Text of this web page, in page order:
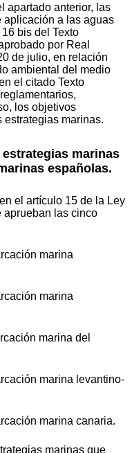
apartado anterior, las
aplicación a las aguas
bis del Texto
por Real
de julio, en relación
ambiental del medio
el citado Texto
los objetivos
marinas.
marinas
españolas.
el artículo 15 de la Ley
aprueban las cinco
marina
marina
marina del
marina levantino-
marina canaria.
marinas que